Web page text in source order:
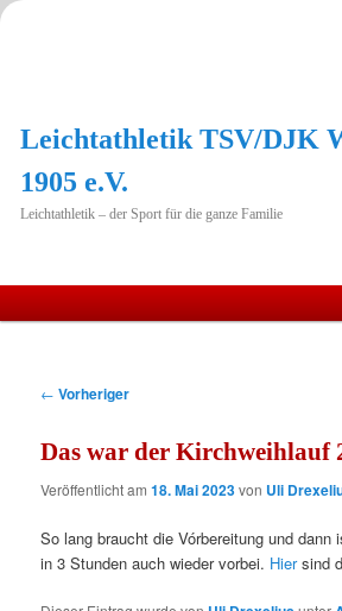
Leichtathletik TSV/DJK
1905 e.V.
Leichtathletik – der Sport für die ganze Familie
springen
Beitragsnavigation
← Vorheriger
Das war der Kirchweihlauf
Veröffentlicht am18. Mai 2023von Uli
So lang braucht die Vórbereitung und dann
in 3 Stunden auch wieder vorbei. Hiersind